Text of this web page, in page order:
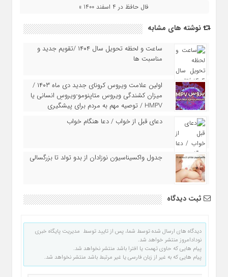
فال حافظ در 4 اسفند 1400 »
نوشته های مشابه
ساعت و لحظه تحویل سال ۱۴۰۴ /تقویم جدید و
مناسبت ها
اولین علامت ویروس کرونای جدید دی ماه ۱۴۰۳ /
میزان کشندگی ویروس متاپنومو-ویروسِ انسانی یا
HMPV / توصیه مهم به مردم برای پیشگیری
دعای قبل از خواب / دعا هنگام خواب
جدول واکسیناسیون نوزادان از بدو تولد تا بزرگسالی
ثبت دیدگاه
دیدگاه های ارسال شده توسط شما، پس از تایید توسط مدیریت پایگاه خبری
نودادامروز منتشر خواهد شد.
پیام هایی که حاوی تهمت یا افترا باشد منتشر نخواهد شد.
پیام هایی که به غیر از زبان فارسی یا غیر مرتبط باشد منتشر نخواهد شد.